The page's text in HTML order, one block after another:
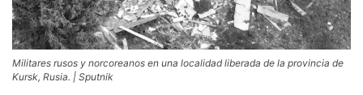
Militares rusos y norcoreanos en una localidad liberada de la provincia de
Kursk, Rusia. | Sputnik